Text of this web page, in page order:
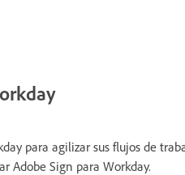
para agilizar sus flujos de
Adobe Sign para Workday.